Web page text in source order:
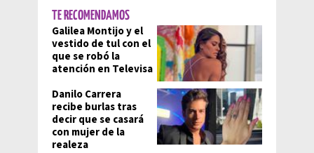
TE RECOMENDAMOS
Galilea Montijo y el
vestido de tul con el
que se robó la
atención en Televisa
Danilo Carrera
recibe burlas tras
decir que se casará
con mujer de la
realeza